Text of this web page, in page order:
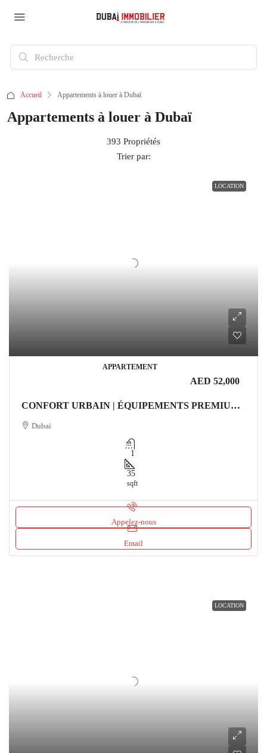
Accueil Appartements à louer à Dubaï
Appartements à louer à Dubaï
393 Propriétés
Trier par:
LOCATION
APPARTEMENT
AED 52,000
CONFORT URBAIN | ÉQUIPEMENTS PREMIUM | EMPLACEMENT EXCEPTIONNEL Appartement
Dubai
1
35
sqft
Appelez-nous
Email
LOCATION